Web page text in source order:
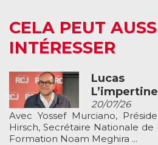
CELA PEUT
INTÉRESSER
20/07/26
Avec Yossef Murciano,
Hirsch, Secrétaire Nationale de
Formation Noam Meghira ...